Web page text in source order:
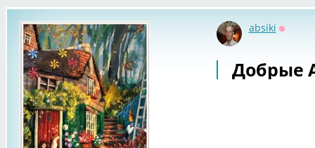
absiki
Добрые